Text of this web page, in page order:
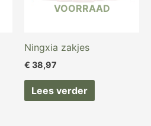
VOORRAAD
Ningxia zakjes
€ 38,97
Lees verder